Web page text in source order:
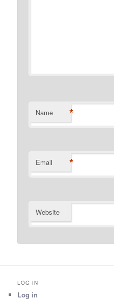
Name *
Email *
Website
LOG IN
Log in